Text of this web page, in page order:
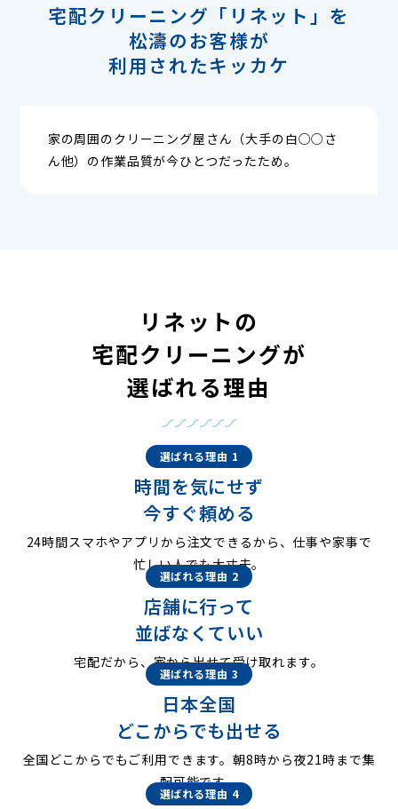
宅配クリーニング「リネット」を
松濤のお客様が
利用されたキッカケ
家の周囲のクリーニング屋さん（大手の白○○さ
ん他）の作業品質が今ひとつだったため。
リネットの
宅配クリーニングが
選ばれる理由
選ばれる理由 1
時間を気にせず
今すぐ頼める
24時間スマホやアプリから注文できるから、仕事や家事で
忙しい人でも大丈夫。
選ばれる理由 2
店舗に行って
並ばなくていい
宅配だから、家から出せて受け取れます。
選ばれる理由 3
日本全国
どこからでも出せる
全国どこからでもご利用できます。朝8時から夜21時まで集
配可能です。
選ばれる理由 4